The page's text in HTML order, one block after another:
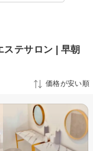
テサロン | 早朝
価格が安い順